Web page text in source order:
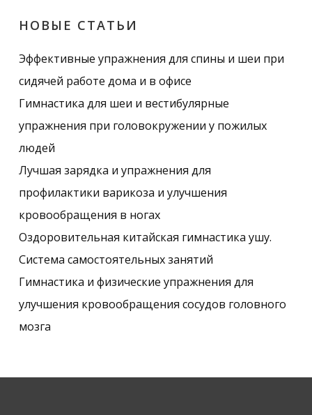
НОВЫЕ СТАТЬИ
Эффективные упражнения для спины и шеи при
сидячей работе дома и в офисе
Гимнастика для шеи и вестибулярные
упражнения при головокружении у пожилых
людей
Лучшая зарядка и упражнения для
профилактики варикоза и улучшения
кровообращения в ногах
Оздоровительная китайская гимнастика ушу.
Система самостоятельных занятий
Гимнастика и физические упражнения для
улучшения кровообращения сосудов головного
мозга